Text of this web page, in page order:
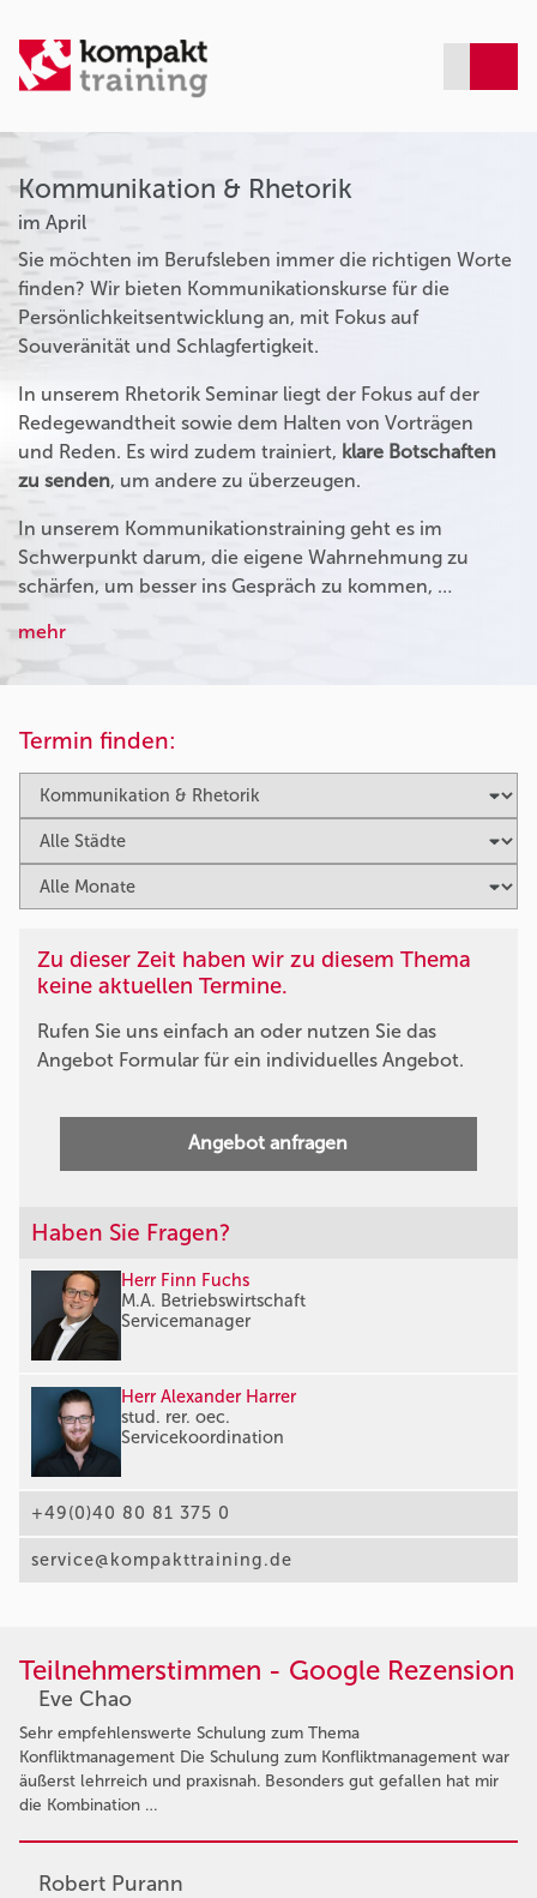
Kommunikation & Rhetorik
im April
Sie möchten im Berufsleben immer die richtigen Worte
finden? Wir bieten Kommunikationskurse für die
Persönlichkeitsentwicklung an, mit Fokus auf
Souveränität und Schlagfertigkeit.
In unserem Rhetorik Seminar liegt der Fokus auf der
Redegewandtheit sowie dem Halten von Vorträgen
und Reden. Es wird zudem trainiert, klare Botschaften
zu senden, um andere zu überzeugen.
In unserem Kommunikationstraining geht es im
Schwerpunkt darum, die eigene Wahrnehmung zu
schärfen, um besser ins Gespräch zu kommen, …
mehr
Termin finden:
Zu dieser Zeit haben wir zu diesem Thema
keine aktuellen Termine.
Rufen Sie uns einfach an oder nutzen Sie das
Angebot Formular für ein individuelles Angebot.
Angebot anfragen
Haben Sie Fragen?
Herr Finn Fuchs
M.A. Betriebswirtschaft
Servicemanager
Herr Alexander Harrer
stud. rer. oec.
Servicekoordination
+49(0)40 80 81 375 0
service@kompakttraining.de
Teilnehmerstimmen - Google Rezension
Eve Chao
Sehr empfehlenswerte Schulung zum Thema
Konfliktmanagement Die Schulung zum Konfliktmanagement war
äußerst lehrreich und praxisnah. Besonders gut gefallen hat mir
die Kombination …
Robert Purann